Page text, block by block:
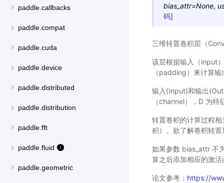
paddle.callbacks
paddle.compat
paddle.cuda
paddle.device
paddle.distributed
paddle.distribution
paddle.fft
paddle.fluid
paddle.geometric
bias_attr=None,
码]
三维转置卷积层（
该层根据输入（input
（padding）来计算
输入(Input)和输出
（channel），D 为
转置卷积的计算过程
积）。欲了解卷积转
如果参数 bias_attr 不
算之后添加相应的激活
论文参考： https://